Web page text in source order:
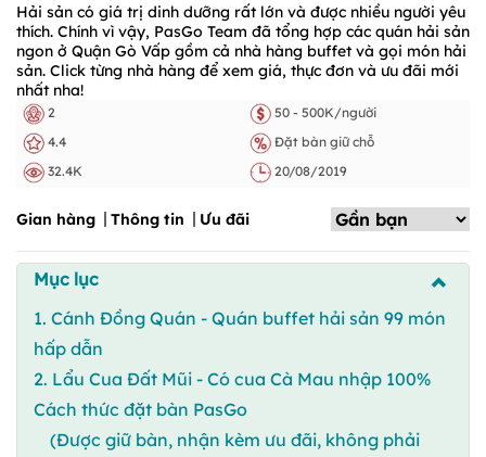
Hải sản có giá trị dinh dưỡng rất lớn và được nhiều người yêu
thích. Chính vì vậy, PasGo Team đã tổng hợp các quán hải sản
ngon ở Quận Gò Vấp gồm cả nhà hàng buffet và gọi món hải
sản. Click từng nhà hàng để xem giá, thực đơn và ưu đãi mới
nhất nha!
2
50 - 500K/người
4.4
Đặt bàn giữ chỗ
32.4K
20/08/2019
Gian hàng Thông tin Ưu đãi
Mục lục
1. Cánh Đồng Quán - Quán buffet hải sản 99 món
hấp dẫn
2. Lẩu Cua Đất Mũi - Có cua Cà Mau nhập 100%
Cách thức đặt bàn PasGo
(Được giữ bàn, nhận kèm ưu đãi, không phải